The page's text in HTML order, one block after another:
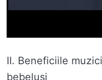
II. Beneficiile
bebeluși